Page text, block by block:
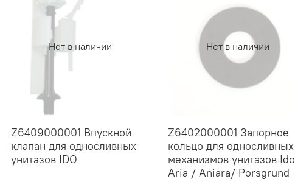
Нет в наличии
Z6409000001 Впускной
клапан для односливных
унитазов IDO
Нет в наличии
Z6402000001 Запорное
кольцо для односливных
механизмов унитазов Ido
Aria / Aniara/ Porsgrund